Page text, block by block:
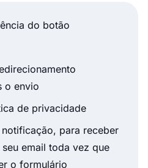
do botão
o envio
de privacidade
para receber
email toda vez que
o formulário